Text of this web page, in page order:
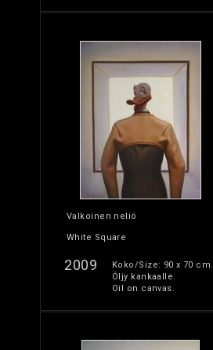
Valkoinen neliö
White Square
2009
Koko/Size: 90 x 70 cm.
Öljy kankaalle.
Oil on canvas.